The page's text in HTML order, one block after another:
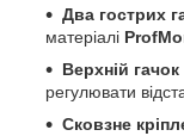
Два гострих
матеріалі
Верхній
регулювати
Сковзне